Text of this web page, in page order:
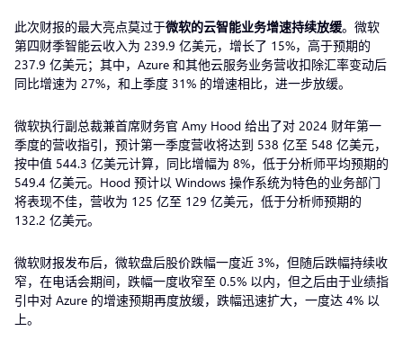
此次财报的最大亮点莫过于微软的云智能业务增速持续放缓。微软
第四财季智能云收入为 239.9 亿美元，增长了 15%，高于预期的
237.9 亿美元；其中，Azure 和其他云服务业务营收扣除汇率变动后
同比增速为 27%，和上季度 31% 的增速相比，进一步放缓。
微软执行副总裁兼首席财务官 Amy Hood 给出了对 2024 财年第一
季度的营收指引，预计第一季度营收将达到 538 亿至 548 亿美元，
按中值 544.3 亿美元计算，同比增幅为 8%，低于分析师平均预期的
549.4 亿美元。Hood 预计以 Windows 操作系统为特色的业务部门
将表现不佳，营收为 125 亿至 129 亿美元，低于分析师预期的
132.2 亿美元。
微软财报发布后，微软盘后股价跌幅一度近 3%，但随后跌幅持续收
窄，在电话会期间，跌幅一度收窄至 0.5% 以内，但之后由于业绩指
引中对 Azure 的增速预期再度放缓，跌幅迅速扩大，一度达 4% 以
上。